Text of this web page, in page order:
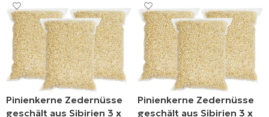
Pinienkerne Zedernüsse
geschält aus Sibirien 3 x
Pinienkerne Zedernüsse
geschält aus Sibirien 3 x